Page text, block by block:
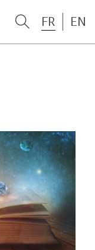
FR EN